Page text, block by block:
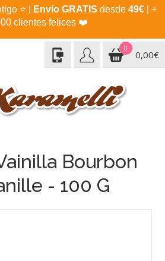
⭐ Envío GRATIS desde 49€| +
clientes felices ❤️
0
0,00€
Bourbon
- 100 G